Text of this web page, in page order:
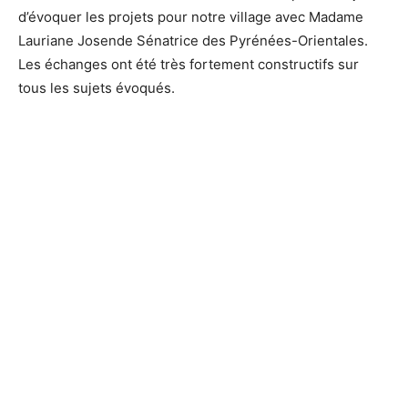
d’évoquer les projets pour notre village avec Madame
Lauriane Josende Sénatrice des Pyrénées-Orientales.
Les échanges ont été très fortement constructifs sur
tous les sujets évoqués.